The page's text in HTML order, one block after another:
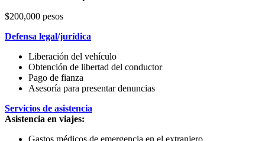
$200,000 pesos
Defensa legal/jurídica
Liberación del vehículo
Obtención de libertad del conductor
Pago de fianza
Asesoría para presentar denuncias
Servicios de asistencia
Asistencia en viajes:
Gastos médicos de emergencia en el extranjero